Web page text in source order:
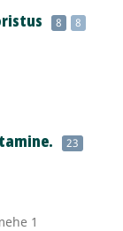
8 8
23
1